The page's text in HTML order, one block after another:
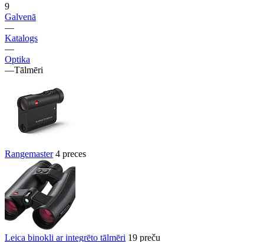
9
Galvenā
—
Katalogs
—
Optika
—Tālmēri
Rangemaster 4 preces
Leica binokli ar integrēto tālmēri 19 preču